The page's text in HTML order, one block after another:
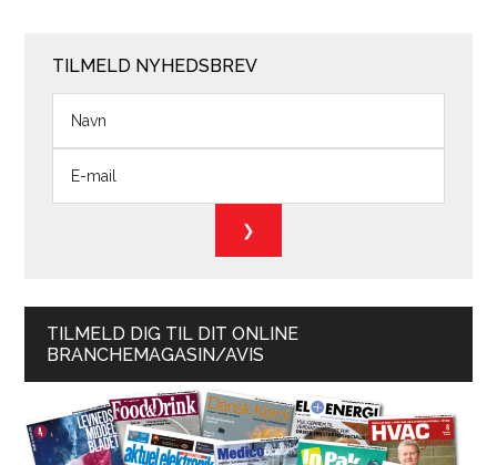
TILMELD NYHEDSBREV
TILMELD DIG TIL DIT ONLINE
BRANCHEMAGASIN/AVIS